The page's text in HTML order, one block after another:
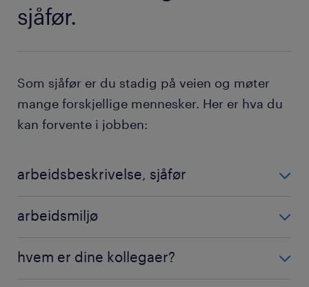
sjåfør.
Som sjåfør er du stadig på veien og møter
mange forskjellige mennesker. Her er hva du
kan forvente i jobben:
arbeidsbeskrivelse, sjåfør
arbeidsdagen. Her er noen av dem:
Planlegging av leveranser: Før du begynner å
arbeidsmiljø
spesielt når du laster og losser varer. Noen varer kan
hvem er dine kollegaer?